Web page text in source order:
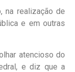
na realização de
e em outras
atencioso do
e diz que a